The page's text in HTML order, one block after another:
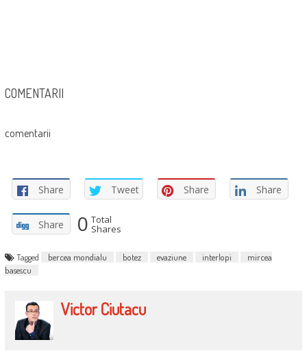
COMENTARII
comentarii
Share Tweet Share Share
Share 0 Total
Shares
Tagged bercea mondialu botez evaziune interlopi
mircea
basescu
Victor Ciutacu